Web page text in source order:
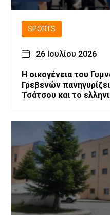
SPORTS
26 Ιουλίου 2026
H οικογένεια του
Γρεβενών
Τσάτσου και το